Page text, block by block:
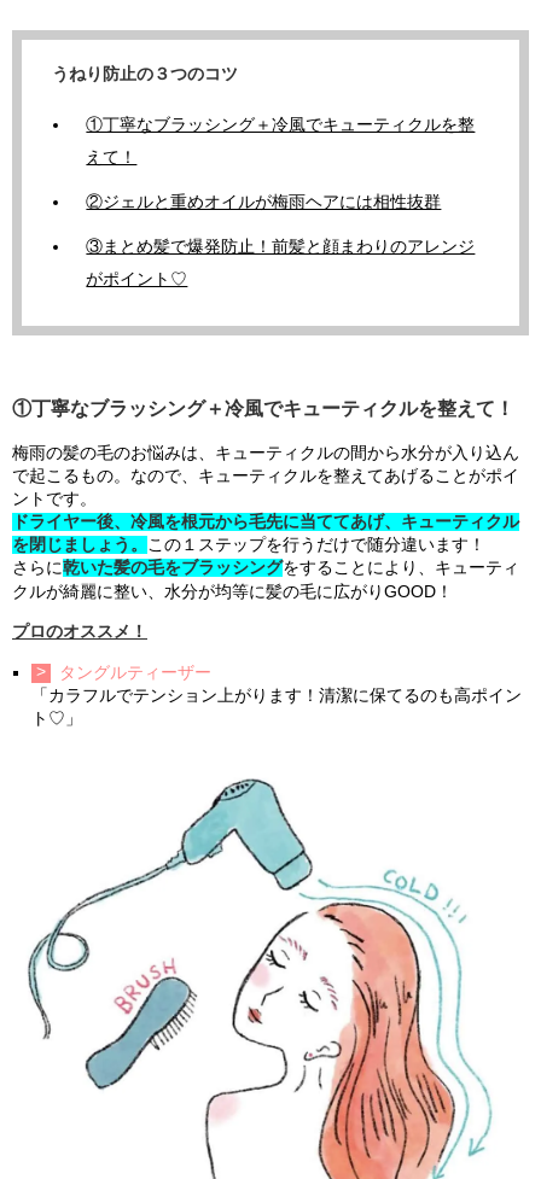
うねり防止の３つのコツ
①丁寧なブラッシング＋冷風でキューティクルを整
えて！
②ジェルと重めオイルが梅雨ヘアには相性抜群
③まとめ髪で爆発防止！前髪と顔まわりのアレンジ
がポイント♡
①丁寧なブラッシング＋冷風でキューティクルを整えて！
梅雨の髪の毛のお悩みは、キューティクルの間から水分が入り込ん
で起こるもの。なので、キューティクルを整えてあげることがポイ
ントです。
ドライヤー後、冷風を根元から毛先に当ててあげ、キューティクル
を閉じましょう。 この１ステップを行うだけで随分違います！
さらに乾いた髪の毛をブラッシングをすることにより、キューティ
クルが綺麗に整い、水分が均等に髪の毛に広がりGOOD！
プロのオススメ！
タングルティーザー
「カラフルでテンション上がります！清潔に保てるのも高ポイン
ト♡」